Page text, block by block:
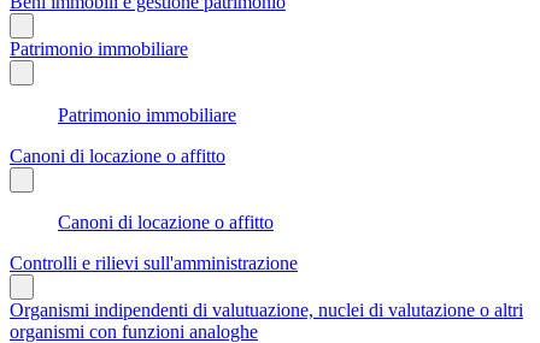
Patrimonio immobiliare
Patrimonio immobiliare
Canoni di locazione o affitto
Canoni di locazione o affitto
Controlli e rilievi sull'amministrazione
Organismi indipendenti di valutuazione, nuclei di valutazione o altri
organismi con funzioni analoghe